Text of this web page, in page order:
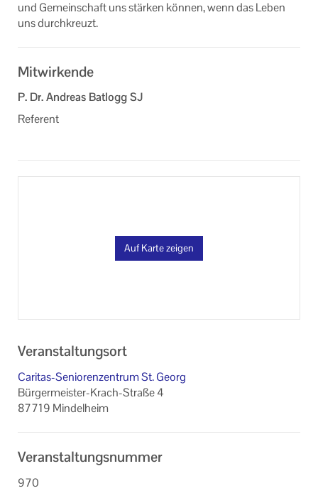
und Ge­mein­schaft uns stär­ken kön­nen, wenn das Leben
uns durch­kreuzt.
Mitwirkende
P. Dr. Andreas Batlogg SJ
Referent
Auf Karte zeigen
Veranstaltungsort
Caritas-Seniorenzentrum St. Georg
Bürgermeister-Krach-Straße 4
87719 Mindelheim
Veranstaltungsnummer
970